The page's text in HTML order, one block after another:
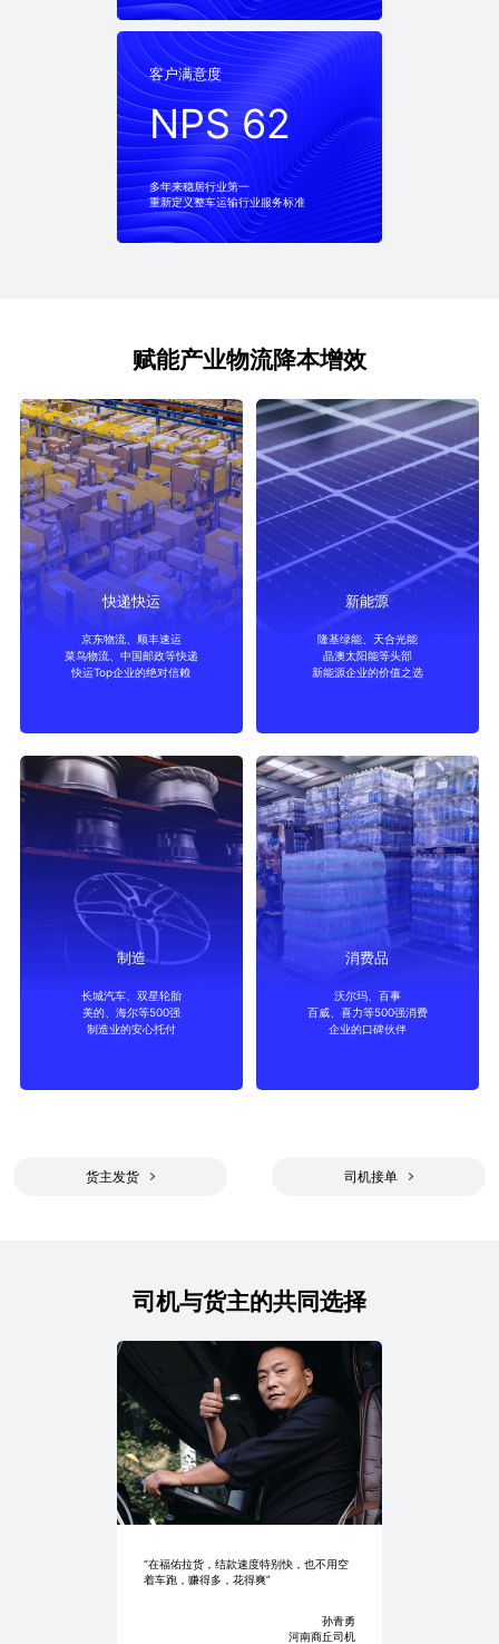
客户满意度
NPS 62
客户满意度
NPS 62
多年来稳居行业第一
重新定义整车运输行业服务标准
赋能产业物流降本增效
快递快运
快递快运
京东物流、顺丰速运
菜鸟物流、中国邮政等快递
快运Top企业的绝对信赖
新能源
新能源
隆基绿能、天合光能
晶澳太阳能等头部
新能源企业的价值之选
制造
制造
长城汽车、双星轮胎
美的、海尔等500强
制造业的安心托付
消费品
消费品
沃尔玛、百事
百威、喜力等500强消费
企业的口碑伙伴
货主发货 司机接单
司机与货主的共同选择
“在福佑拉货，结款速度特别快，也不用空
着车跑，赚得多，花得爽”
孙青勇
河南商丘司机